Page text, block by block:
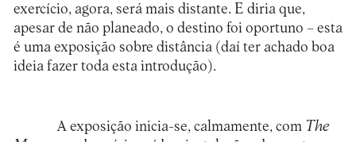
exercício, agora, será mais distante. E diria que,
apesar de não planeado, o destino foi oportuno – esta
é uma exposição sobre distância (daí ter achado boa
ideia fazer toda esta introdução).
A exposição inicia-se, calmamente, com The